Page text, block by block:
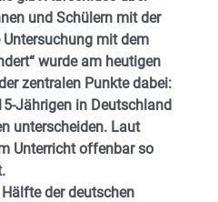
und Schülern mit der
mit dem
wurde am heutigen
zentralen Punkte dabei:
Jährigen in Deutschland
unterscheiden. Laut
Unterricht offenbar so
der deutschen